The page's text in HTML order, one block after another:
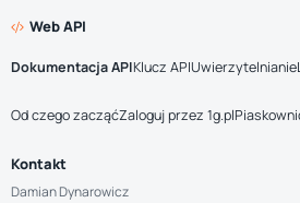
Web API
Dokumentacja APIKlucz APIUwierzytelnianie
Od czego zacząćZaloguj przez 1g.pl
Kontakt
Damian Dynarowicz